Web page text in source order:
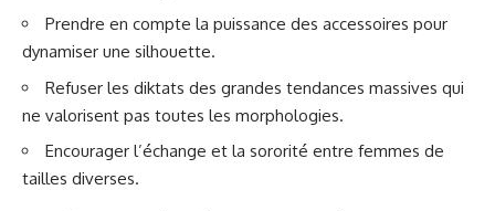
Prendre en compte la puissance des accessoires pour
dynamiser une silhouette.
Refuser les diktats des grandes tendances massives qui
ne valorisent pas toutes les morphologies.
Encourager l’échange et la sororité entre femmes de
tailles diverses.